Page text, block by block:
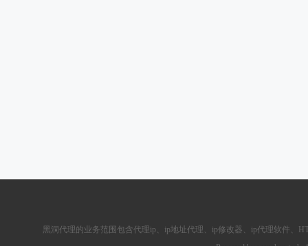
黑洞代理的业务范围包含代理ip 、ip地址代理、ip修改器、 ip代理软件